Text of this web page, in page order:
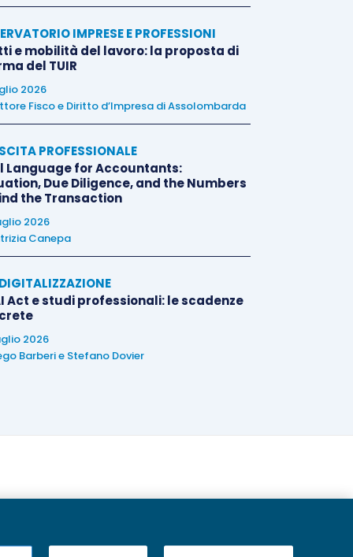
IMPRESE E PROFESSIONI
e mobilità del lavoro: la proposta di
del TUIR
2026
Fisco e Diritto d’Impresa di Assolombarda
PROFESSIONALE
Language for Accountants:
Due Diligence, and the Numbers
the Transaction
2026
Canepa
Act e studi professionali: le scadenze
2026
Barberie Stefano Dovier